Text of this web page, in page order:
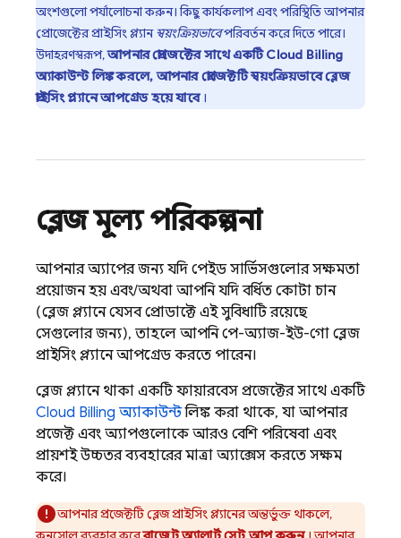
অংশগুলো পর্যালোচনা করুন। কিছু কার্যকলাপ এবং পরিস্থিতি আপনার
প্রোজেক্টের প্রাইসিং প্ল্যানস্বয়ংক্রিয়ভাবেপরিবর্তন করে দিতে পারে।
উদাহরণস্বরূপ,আপনার প্রোজেক্টের সাথে একটিCloud Billing
অ্যাকাউন্ট লিঙ্ক করলে, আপনার প্রোজেক্টটি স্বয়ংক্রিয়ভাবে ব্লেজ
প্রাইসিং প্ল্যানে আপগ্রেড হয়ে যাবে।
ব্লেজ মূল্য পরিকল্পনা
আপনার অ্যাপের জন্য যদি পেইড সার্ভিসগুলোর সক্ষমতা
প্রয়োজন হয় এবং/অথবা আপনি যদি বর্ধিত কোটা চান
(ব্লেজ প্ল্যানে যেসব প্রোডাক্টে এই সুবিধাটি রয়েছে
সেগুলোর জন্য), তাহলে আপনি পে-অ্যাজ-ইউ-গো ব্লেজ
প্রাইসিং প্ল্যানে আপগ্রেড করতে পারেন।
ব্লেজ প্ল্যানে থাকা একটি ফায়ারবেস প্রজেক্টের সাথে একটি
Cloud Billing অ্যাকাউন্টলিঙ্ক করা থাকে, যা আপনার
প্রজেক্ট এবং অ্যাপগুলোকে আরও বেশি পরিষেবা এবং
প্রায়শই উচ্চতর ব্যবহারের মাত্রা অ্যাক্সেস করতে সক্ষম
করে।
আপনার প্রজেক্টটি ব্লেজ প্রাইসিং প্ল্যানের অন্তর্ভুক্ত থাকলে,